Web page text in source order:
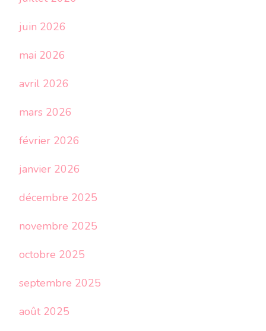
juin 2026
mai 2026
avril 2026
mars 2026
février 2026
janvier 2026
décembre 2025
novembre 2025
octobre 2025
septembre 2025
août 2025